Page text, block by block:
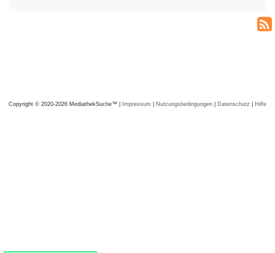
Copyright © 2020-2026 MediathekSuche™ | Impressum | Nutzungsbedingungen | Datenschutz | Hilfe